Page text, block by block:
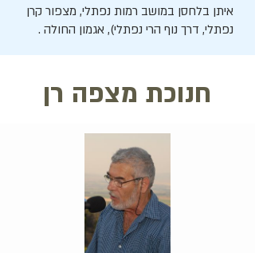
איתן בלחסן במושב רמות נפתלי, מצפור קרן
נפתלי, דרך נוף הרי נפתלי), אגמון החולה .
חנוכת מצפה רן